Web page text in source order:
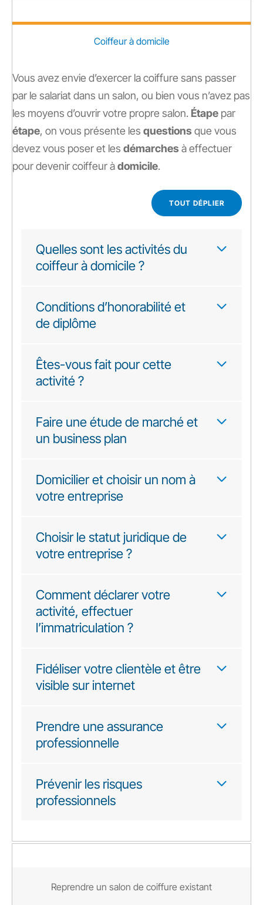
Coiffeur à domicile
Vous avez envie d’exercer la coiffure sans passer
par le salariat dans un salon, ou bien vous n’avez pas
les moyens d’ouvrir votre propre salon. Étape par
étape, on vous présente les questions que vous
devez vous poser et les démarches à effectuer
pour devenir coiffeur àdomicile.
TOUT DÉPLIER
Quelles sont les activités du
coiffeur à domicile ?
Conditions d’honorabilité et
de diplôme
Êtes-vous fait pour cette
activité ?
Faire une étude de marché et
un business plan
Domicilier et choisir un nom à
votre entreprise
Choisir le statut juridique de
votre entreprise ?
Comment déclarer votre
activité, effectuer
l’immatriculation ?
Fidéliser votre clientèle et être
visible sur internet
Prendre une assurance
professionnelle
Prévenir les risques
professionnels
Reprendre un salon de coiffure existant